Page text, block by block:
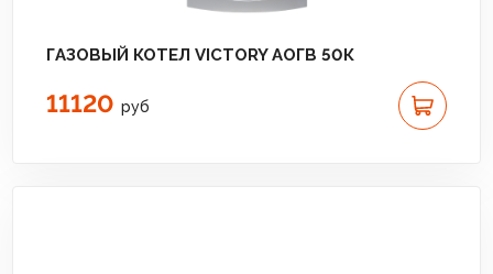
ГАЗОВЫЙ КОТЕЛ VICTORY АОГВ 50К
11120 руб